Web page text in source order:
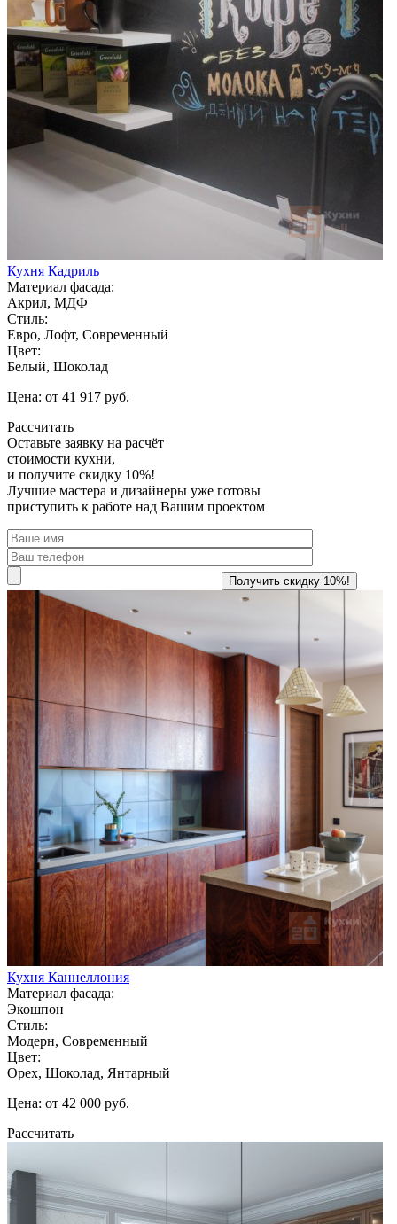
Кухня Кадриль
Материал фасада:
Акрил, МДФ
Стиль:
Евро, Лофт, Современный
Цвет:
Белый, Шоколад
Цена: от 41 917 руб.
Рассчитать
Оставьте заявку на расчёт
стоимости кухни,
и получите скидку 10%!
Лучшие мастера и дизайнеры уже готовы
приступить к работе над Вашим проектом
Кухня Каннеллония
Материал фасада:
Экошпон
Стиль:
Модерн, Современный
Цвет:
Орех, Шоколад, Янтарный
Цена: от 42 000 руб.
Рассчитать